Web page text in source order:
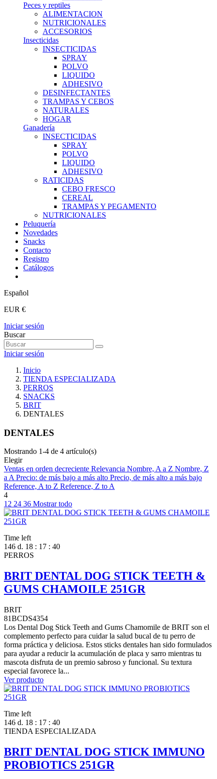
Peces y reptiles
ALIMENTACION
NUTRICIONALES
ACCESORIOS
Insecticidas
INSECTICIDAS
SPRAY
POLVO
LIQUIDO
ADHESIVO
DESINFECTANTES
TRAMPAS Y CEBOS
NATURALES
HOGAR
Ganadería
INSECTICIDAS
SPRAY
POLVO
LIQUIDO
ADHESIVO
RATICIDAS
CEBO FRESCO
CEREAL
TRAMPAS Y PEGAMENTO
NUTRICIONALES
Peluquería
Novedades
Snacks
Contacto
Registro
Catálogos
Español
EUR €
Iniciar sesión
Buscar
Iniciar sesión
Inicio
TIENDA ESPECIALIZADA
PERROS
SNACKS
BRIT
DENTALES
DENTALES
Mostrando 1-4 de 4 artículo(s)
Elegir
Ventas en orden decreciente Relevancia Nombre, A a Z Nombre, Z
a APrecio: de más bajo a más alto Precio, de más alto a más bajo
Reference, A to Z Reference, Z to A
4
12 24 36 Mostrar todo
Time left
146 d. 18 : 17 : 39
PERROS
BRIT DENTAL DOG STICK TEETH &
GUMS CHAMOILE 251GR
BRIT
81BCDS4354
Los Dental Dog Stick Teeth and Gums Chamomile de BRIT son el
complemento perfecto para cuidar la salud bucal de tu perro de
forma práctica y deliciosa. Estos sticks dentales han sido formulados
para ayudar a reducir la acumulación de placa y sarro mientras tu
mascota disfruta de un premio sabroso y funcional. Su textura
especial favorece la...
Ver producto
Time left
146 d. 18 : 17 : 39
TIENDA ESPECIALIZADA
BRIT DENTAL DOG STICK IMMUNO
PROBIOTICS 251GR